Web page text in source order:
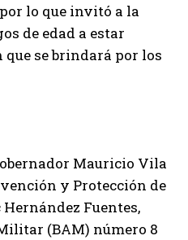
lo que invitó a la
de edad a estar
se brindará por los
Mauricio Vila
y Protección de
Hernández Fuentes,
(BAM) número 8